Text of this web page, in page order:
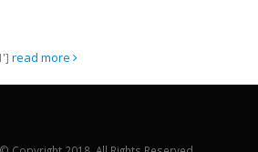
read more